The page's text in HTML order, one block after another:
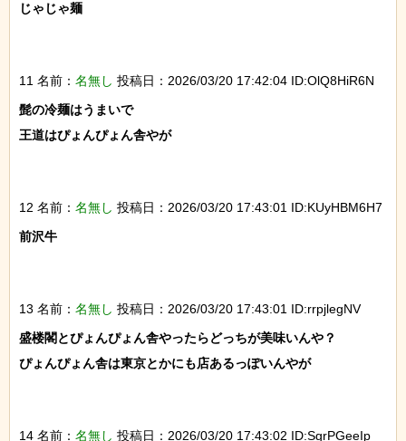
じゃじゃ麺
11 名前： 名無し 投稿日：2026/03/20 17:42:04 ID:OlQ8HiR6N
髭の冷麺はうまいで
王道はぴょんぴょん舎やが
12 名前： 名無し 投稿日：2026/03/20 17:43:01 ID:KUyHBM6H7
前沢牛
13 名前： 名無し 投稿日：2026/03/20 17:43:01 ID:rrpjlegNV
盛楼閣とぴょんぴょん舎やったらどっちが美味いんや？
ぴょんぴょん舎は東京とかにも店あるっぽいんやが
14 名前： 名無し 投稿日：2026/03/20 17:43:02 ID:SgrPGeeIp